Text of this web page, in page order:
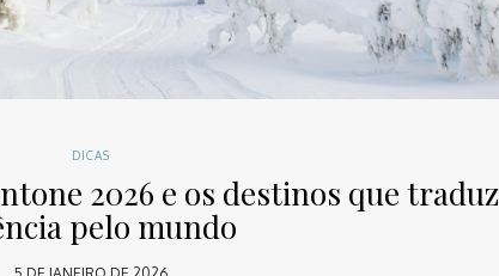
DICAS
2026 e os destinos que
pelo mundo